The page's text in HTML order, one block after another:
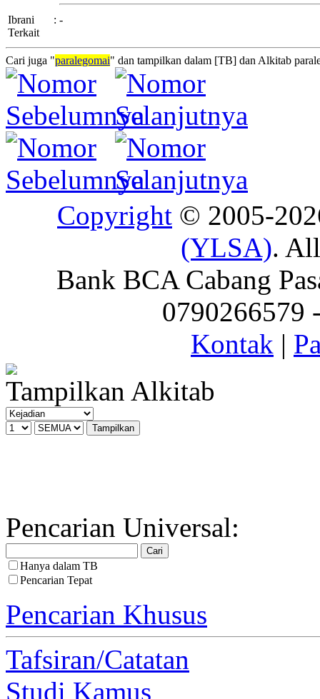
Ibrani
Terkait
: -
Cari juga "paralegomai" dan tampilkan dalam [TB] dan Alkitab
Copyright © 2005-
(YLSA).
Bank BCA Cabang
0790266579
Kontak |
Tampilkan Alkitab
Pencarian Universal:
Hanya dalam TB
Pencarian Tepat
Pencarian Khusus
Tafsiran/Catatan
Studi Kamus